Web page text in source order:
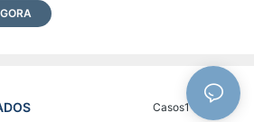
Blog
Casos1